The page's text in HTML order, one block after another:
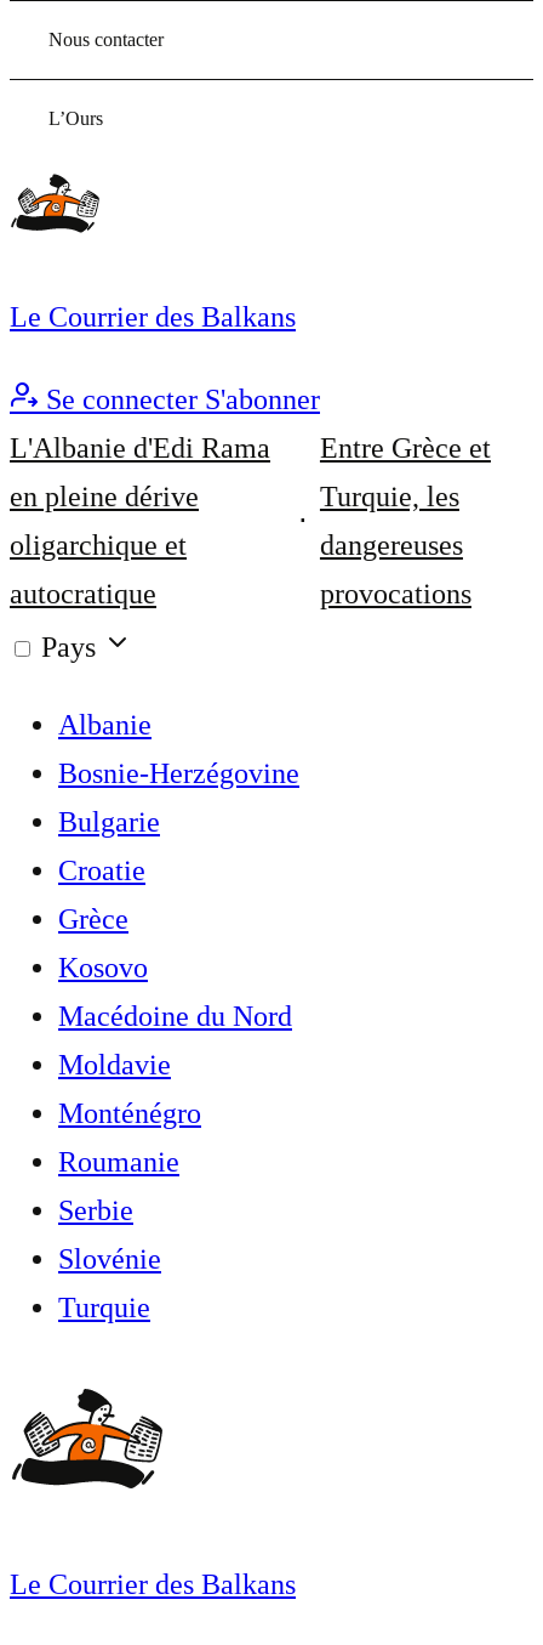
Nous contacter
L’Ours
Le Courrier des Balkans
Se connecter S'abonner
L'Albanie d'Edi Rama
en pleine dérive
oligarchique et
autocratique
Entre Grèce et
Turquie, les
dangereuses
provocations
Pays
Albanie
Bosnie-Herzégovine
Bulgarie
Croatie
Grèce
Kosovo
Macédoine du Nord
Moldavie
Monténégro
Roumanie
Serbie
Slovénie
Turquie
Le Courrier des Balkans